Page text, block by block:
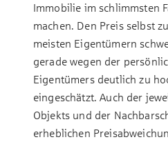
Immobilie im schlimmsten
machen. Den Preis selbst
meisten Eigentümern
gerade wegen der
Eigentümers deutlich zu
eingeschätzt. Auch der
Objekts und der
erheblichen